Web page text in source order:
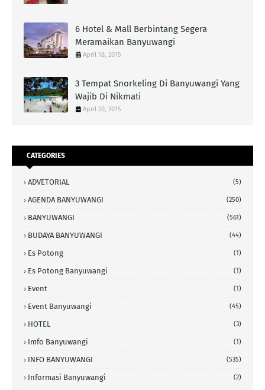
6 Hotel & Mall Berbintang Segera
Meramaikan Banyuwangi
April 18, 2015
3 Tempat Snorkeling Di Banyuwangi Yang
Wajib Di Nikmati
April 20, 2015
CATEGORIES
ADVETORIAL (5)
AGENDA BANYUWANGI (250)
BANYUWANGI (561)
BUDAYA BANYUWANGI (44)
Es Potong (1)
Es Potong Banyuwangi (1)
Event (1)
Event Banyuwangi (45)
HOTEL (3)
Imfo Banyuwangi (1)
INFO BANYUWANGI (535)
Informasi Banyuwangi (2)